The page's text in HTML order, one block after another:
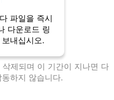
파일을 즉시
다운로드 링
내십시오.
제되며 이 기간이 지나면 다
하지 않습니다.